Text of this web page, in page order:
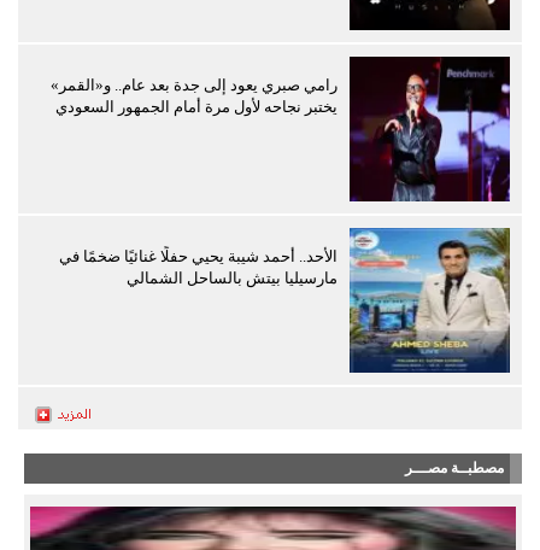
رامي صبري يعود إلى جدة بعد عام.. و«القمر»
يختبر نجاحه لأول مرة أمام الجمهور السعودي
الأحد.. أحمد شيبة يحيي حفلًا غنائيًا ضخمًا في
مارسيليا بيتش بالساحل الشمالي
مصطبــة مصـــر